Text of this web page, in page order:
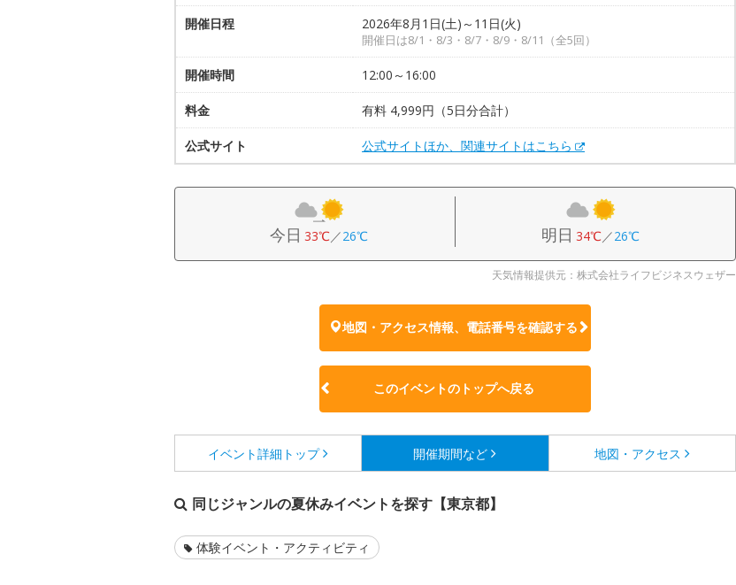
開催日程 2026年8月1日(土)～11日(火)
開催日は8/1・8/3・8/7・8/9・8/11（全5回）
開催時間 12:00～16:00
料金 有料 4,999円（5日分合計）
公式サイト 公式サイトほか、関連サイトはこちら
今日 33℃／26℃ 明日 34℃／26℃
天気情報提供元：株式会社ライフビジネスウェザー
地図・アクセス情報、電話番号を確認する
このイベントのトップへ戻る
イベント詳細 トップ 開催期間など 地図・アクセス
同じジャンルの夏休みイベントを探す【東京都】
体験イベント・アクティビティ